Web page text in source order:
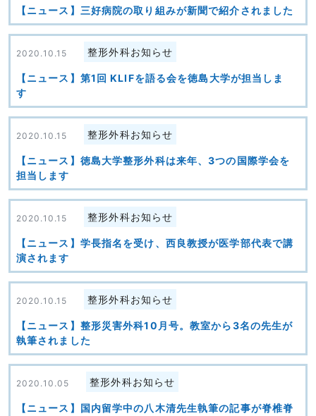
【ニュース】三好病院の取り組みが新聞で紹介されました
2020.10.15 整形外科お知らせ
【ニュース】第1回 KLIFを語る会を徳島大学が担当しま
す
2020.10.15 整形外科お知らせ
【ニュース】徳島大学整形外科は来年、3つの国際学会を
担当します
2020.10.15 整形外科お知らせ
【ニュース】学長指名を受け、西良教授が医学部代表で講
演されます
2020.10.15 整形外科お知らせ
【ニュース】整形災害外科10月号。教室から3名の先生が
執筆されました
2020.10.05 整形外科お知らせ
【ニュース】国内留学中の八木清先生執筆の記事が脊椎脊